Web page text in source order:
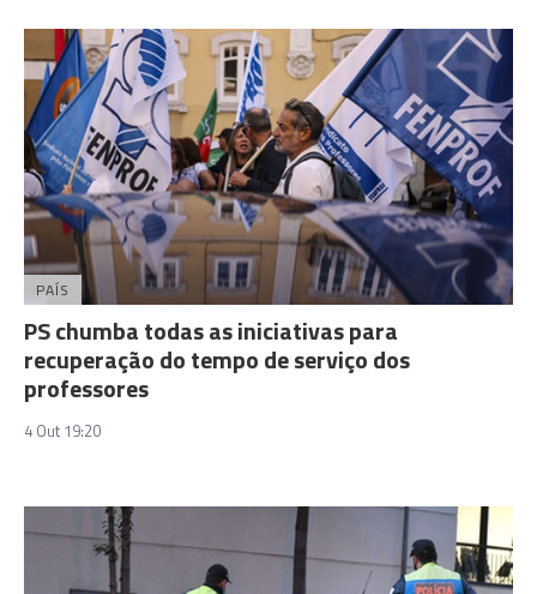
PAÍS
PS chumba todas as iniciativas para
recuperação do tempo de serviço dos
professores
4 Out 19:20